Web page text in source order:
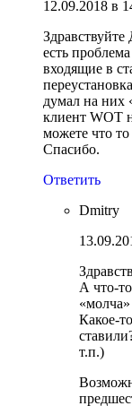
12.09.2018 в
есть
входящие в
думал на них
клиент WOT
можете что то
Спасибо.
Ответить
Dmitry
А что-
Какое-
т.п.)